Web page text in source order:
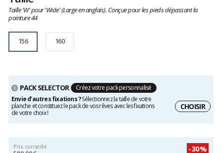
Taille 'W' pour 'Wide' (Large en anglais). Conçue pour les pieds dépassant la
pointure 44
156 160
PACK SELECTOR
Créez votre pack personnalisé
Envie d’autres fixations ?Sélectionnez la taille de votre
planche et constituez le pack de vos rêves avec les fixations
de votre choix !
CHOISIR
Prix conseillé -30%